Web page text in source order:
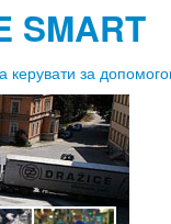
SMART
керувати за